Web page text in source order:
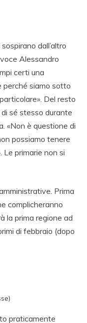
dall’altro
Alessandro
certi una
perché siamo sotto
Del resto
sé stesso durante
«Non è questione di
possiamo tenere
primarie non si
Prima
complicheranno
la prima regione ad
di febbraio (dopo
praticamente